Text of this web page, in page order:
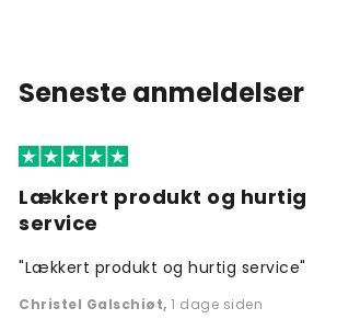
Seneste anmeldelser
Lækkert produkt og hurtig
service
"Lækkert produkt og hurtig service"
Christel Galschiøt, 1 dage siden